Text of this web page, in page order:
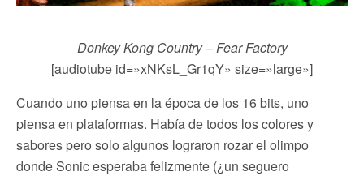
Donkey Kong Country – Fear Factory
[audiotube id=»xNKsL_Gr1qY» size=»large»]
Cuando uno piensa en la época de los 16 bits, uno
piensa en plataformas. Había de todos los colores y
sabores pero solo algunos lograron rozar el olimpo
donde Sonic esperaba felizmente (¿un seguero